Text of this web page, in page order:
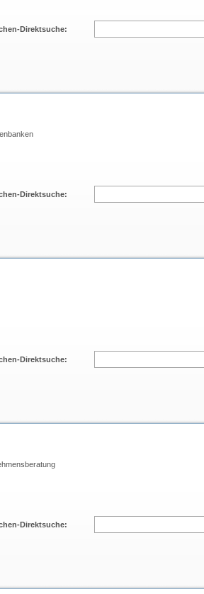
Direktsuche:
Direktsuche:
Direktsuche:
Direktsuche: